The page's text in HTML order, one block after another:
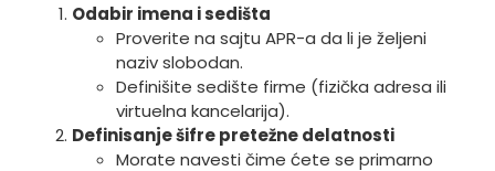
Odabir imena i sedišta
Proverite na sajtu APR-a da li je željeni
naziv slobodan.
Definišite sedište firme (fizička adresa ili
virtuelna kancelarija).
Definisanje šifre pretežne delatnosti
Morate navesti čime ćete se primarno